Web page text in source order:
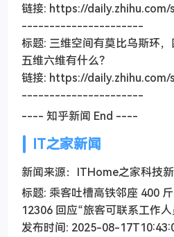
链接: https://
----------------------
标题: 三维空间有莫比乌斯环，
五维六维有什么？
链接: https://daily.zhihu.com/
----------------------
---- 知乎新闻 End ----
IT之家新闻
新闻来源：ITHome之家科技
标题: 乘客吐槽高铁邻座 400
12306 回应“旅客可联系工作
发布时间: 2025-08-